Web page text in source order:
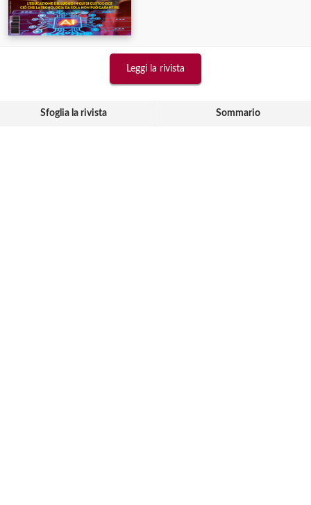
Leggi la rivista
Sfoglia la rivista Sommario